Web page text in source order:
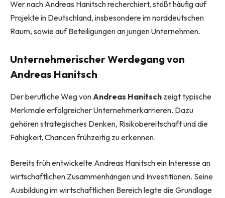
Wer nach Andreas Hanitsch recherchiert, stößt häufig auf
Projekte in Deutschland, insbesondere im norddeutschen
Raum, sowie auf Beteiligungen an jungen Unternehmen.
Unternehmerischer Werdegang von
Andreas Hanitsch
Der berufliche Weg von Andreas Hanitsch zeigt typische
Merkmale erfolgreicher Unternehmerkarrieren. Dazu
gehören strategisches Denken, Risikobereitschaft und die
Fähigkeit, Chancen frühzeitig zu erkennen.
Bereits früh entwickelte Andreas Hanitsch ein Interesse an
wirtschaftlichen Zusammenhängen und Investitionen. Seine
Ausbildung im wirtschaftlichen Bereich legte die Grundlage